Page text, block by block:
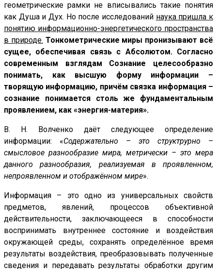
геометрические рамки не вписывались такие понятия
как Душа и Дух. Но после исследований наука пришла к
понятию информационно-энергетического пространства
в природе. Тонкометрические миры пронизывают всё
сущее, обеспечивая связь с Абсолютом. Согласно
современным взглядам Сознание целесообразно
понимать, как высшую форму информации –
творящую информацию, причём связка информация –
сознание понимается столь же фундаментальным
проявлением, как «энергия-материя».
В. Н. Волченко даёт следующее определение
информации: «Содержательно – это структрурно –
смысловое разнообразие мира, метрически – это мера
данного разнообразия, реализуемая в проявленном,
непроявленном и отображённом мире».
Информация – это одно из универсальных свойств
предметов, явлений, процессов объективной
действительности, заключающееся в способности
воспринимать внутреннее состояние и воздействия
окружающей среды, сохранять определённое время
результаты воздействия, преобразовывать полученные
сведения и передавать результаты обработки другим